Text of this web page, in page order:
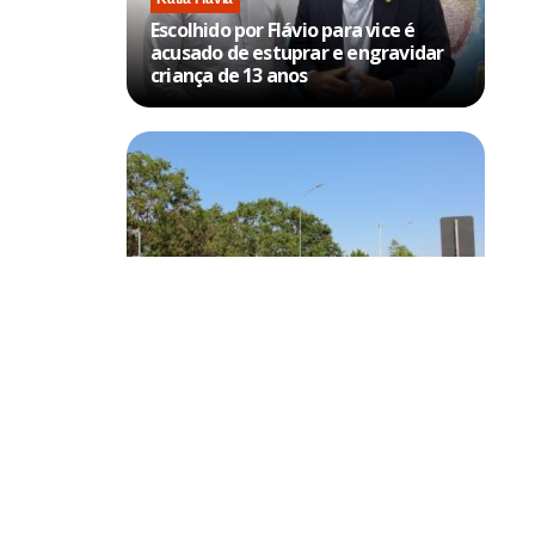
cinco
Escolhido por Flávio para vice é
acusado de estuprar e engravidar
criança de 13 anos